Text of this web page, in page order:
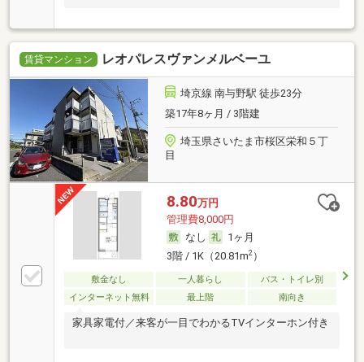
賃貸マンション レオパレスヴァンメルベーユ
埼京線 南与野駅 徒歩23分
築17年8ヶ月 / 3階建
埼玉県さいたま市桜区栄和５丁
目
8.80万円
管理費8,000円
なし
1ヶ月
3階 / 1K（20.81m2）
敷金なし 一人暮らし
バス・トイレ別
インターネット無料
最上階 南向き
家具家電付／来客が一目でわかるTVインターホン付き